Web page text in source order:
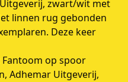
zwart/wit met
linnen rug gebonden
Deze keer
Fantoom op spoor
Adhemar Uitgeverij,